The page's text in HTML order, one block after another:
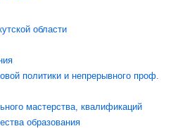
области
политики и непрерывного проф.
мастерства, квалификаций
образования